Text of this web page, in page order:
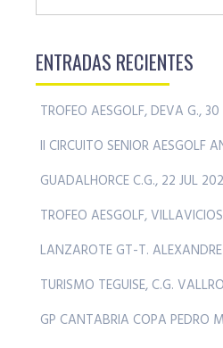
ENTRADAS RECIENTES
TROFEO AESGOLF, DEVA G.,
II CIRCUITO SENIOR AESGOLF
GUADALHORCE C.G., 22 JUL
TROFEO AESGOLF,
LANZAROTE GT-T.
TURISMO TEGUISE, C.G.
GP CANTABRIA COPA PEDRO